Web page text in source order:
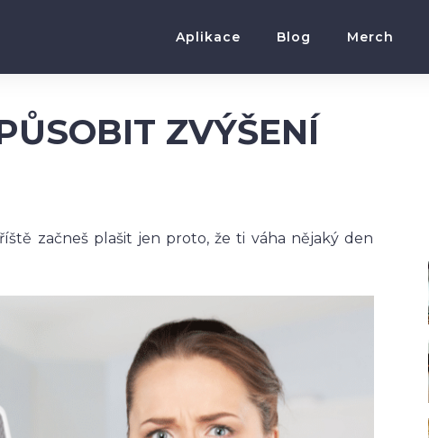
Aplikace Blog Merch
ZVÝŠENÍ
začneš plašit jen proto, že ti váha nějaký den